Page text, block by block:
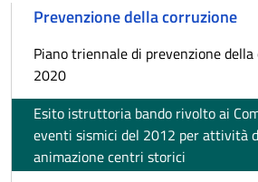
Prevenzione della corruzione
Piano triennale di prevenzione
2020
Esito istruttoria bando rivolto ai
eventi sismici del 2012 per attività
animazione centri storici